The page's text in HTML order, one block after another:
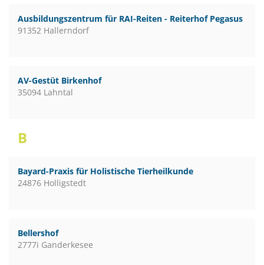
Ausbildungszentrum für RAI-Reiten - Reiterhof Pegasus
91352 Hallerndorf
AV-Gestüt Birkenhof
35094 Lahntal
B
Bayard-Praxis für Holistische Tierheilkunde
24876 Holligstedt
Bellershof
2777i Ganderkesee